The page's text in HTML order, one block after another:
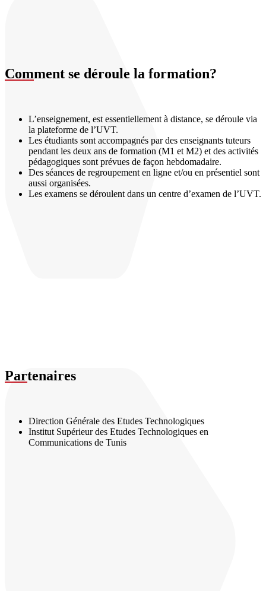
Comment se déroule la formation?
L’enseignement, est essentiellement à distance, se déroule via
la plateforme de l’UVT.
Les étudiants sont accompagnés par des enseignants tuteurs
pendant les deux ans de formation (M1 et M2) et des activités
pédagogiques sont prévues de façon hebdomadaire.
Des séances de regroupement en ligne et/ou en présentiel sont
aussi organisées.
Les examens se déroulent dans un centre d’examen de l’UVT.
Partenaires
Direction Générale des Etudes Technologiques
Institut Supérieur des Etudes Technologiques en
Communications de Tunis